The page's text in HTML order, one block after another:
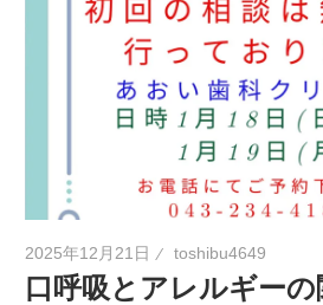
2025年12月21日 toshibu4649
口呼吸とアレルギーの